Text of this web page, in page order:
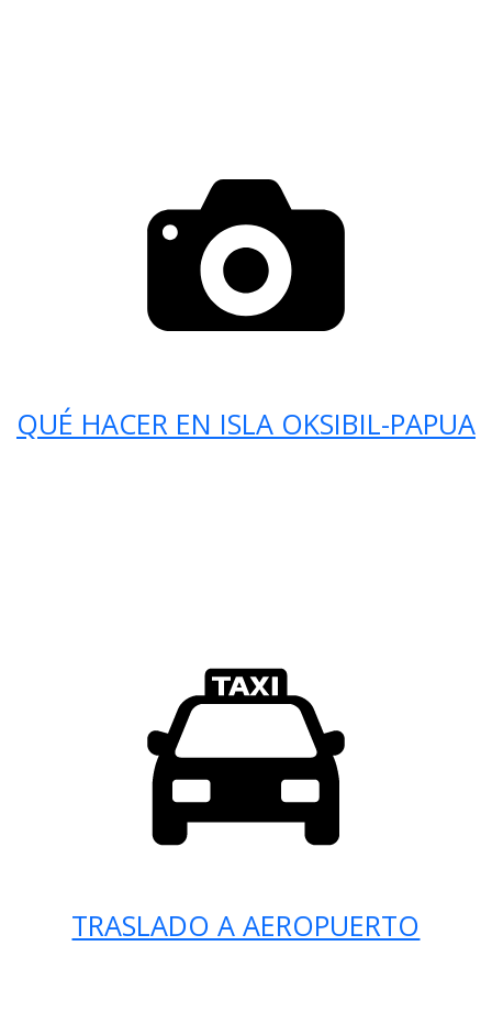
QUÉ HACER EN ISLA OKSIBIL-PAPUA
TRASLADO A AEROPUERTO